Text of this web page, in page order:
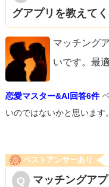
グアプリを教えて
マッチング
いです。最
恋愛マスター&AI回答6件
いのではないかと思います
ベストアンサーあり
マッチングア